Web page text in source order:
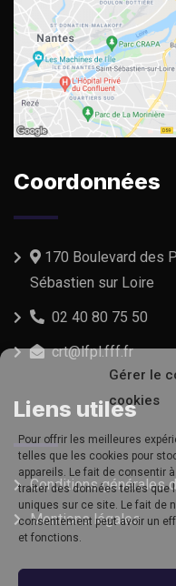
Gérer le
cookies
Pour offrir les meilleures
telles que les cookies pour
appareils. Le fait de consentir
traiter des données telles que
uniques sur ce site. Le fait de
consentement peut avoir un
et fonctions.
Coordonnées
170 Boulevard des
Sébastien sur Loire
02 40 80 75 50
crt@lfpl.fff.fr
Liens utiles
Conditions générales
Mentions légales